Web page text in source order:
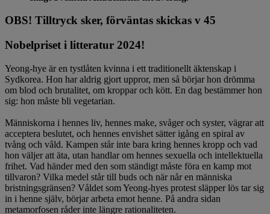
OBS! Tilltryck sker, förväntas skickas v 45
Nobelpriset i litteratur 2024!
Yeong-hye är en tystlåten kvinna i ett traditionellt äktenskap i
Sydkorea. Hon har aldrig gjort uppror, men så börjar hon drömma
om blod och brutalitet, om kroppar och kött. En dag bestämmer hon
sig: hon måste bli vegetarian.
Människorna i hennes liv, hennes make, svåger och syster, vägrar att
acceptera beslutet, och hennes envishet sätter igång en spiral av
tvång och våld. Kampen står inte bara kring hennes kropp och vad
hon väljer att äta, utan handlar om hennes sexuella och intellektuella
frihet. Vad händer med den som ständigt måste föra en kamp mot
tillvaron? Vilka medel står till buds och när når en människa
bristningsgränsen? Våldet som Yeong-hyes protest släpper lös tar sig
in i henne själv, börjar arbeta emot henne. På andra sidan
metamorfosen råder inte längre rationaliteten.